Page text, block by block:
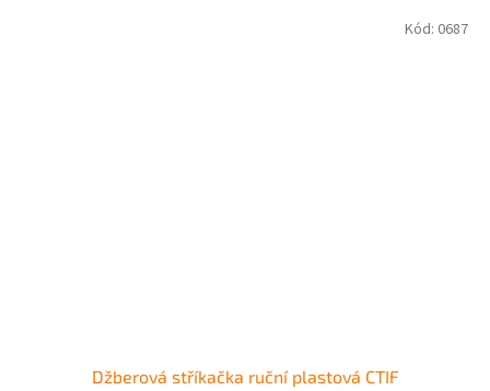
Džberová stříkačka ruční plastová CTIF
Kód: 0687